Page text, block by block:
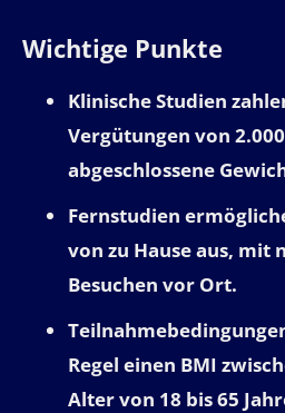
Wichtige Punkte
Klinische Studien
Vergütungen von
abgeschlossene
Fernstudien
von zu Hause aus, mit
Besuchen vor Ort.
Regel einen BMI
Alter von 18 bis 65